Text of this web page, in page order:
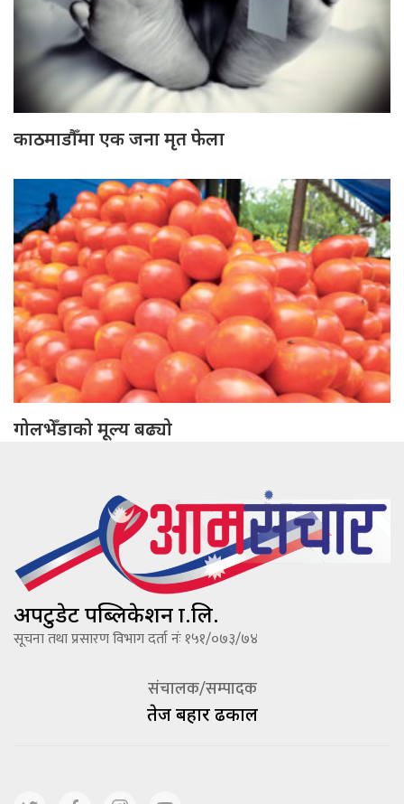
काठमाडौँमा एक जना मृत फेला
गोलभेँडाको मूल्य बढ्यो
अपटुडेट पब्लिकेशन प्रा.लि.
सूचना तथा प्रसारण विभाग दर्ता नंः १५१/०७३/७४
संचालक/सम्पादक
तेज बहादूर ढकाल